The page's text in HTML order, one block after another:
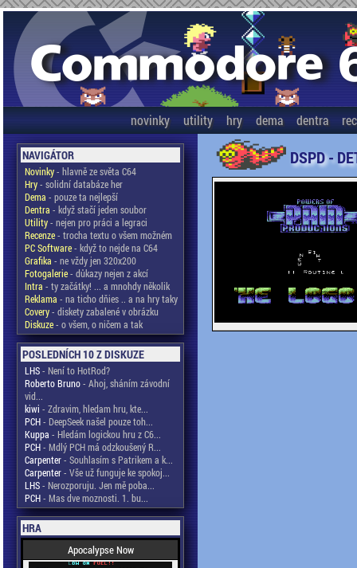
novinky utility hry dema dentra
NAVIGÁTOR
Novinky- hlavně ze světa C64
Hry- solidní databáze her
Dema - pouze ta nejlepší
Dentra - když stačí jeden soubor
Utility- nejen pro práci a legraci
Recenze- trocha textu o všem možném
PC Software- když to nejde na C64
Grafika - ne vždy jen 320x200
Fotogalerie- důkazy nejen z akcí
Intra - ty začátky! ... a mnohdy několik
Reklama - na ticho dňies .. a na hry taky
Covery- diskety zabalené v obrázku
Diskuze- o všem, o ničem a tak
POSLEDNÍCH 10 Z DISKUZE
LHS- Není to HotRod?
Roberto Bruno- Ahoj, sháním závodní
vid...
kiwi - Zdravim, hledam hru, kte...
PCH- DeepSeek našel pouze toh...
Kuppa - Hledám logickou hru z C6...
PCH- Mdlý PCH má odzkoušený R...
Carpenter- Souhlasím s Patrikem a k...
Carpenter- Vše už funguje ke spokoj...
LHS- Nerozporuju. Jen mě poba...
PCH- Mas dve moznosti. 1. bu...
HRA
Apocalypse Now
DSPD -